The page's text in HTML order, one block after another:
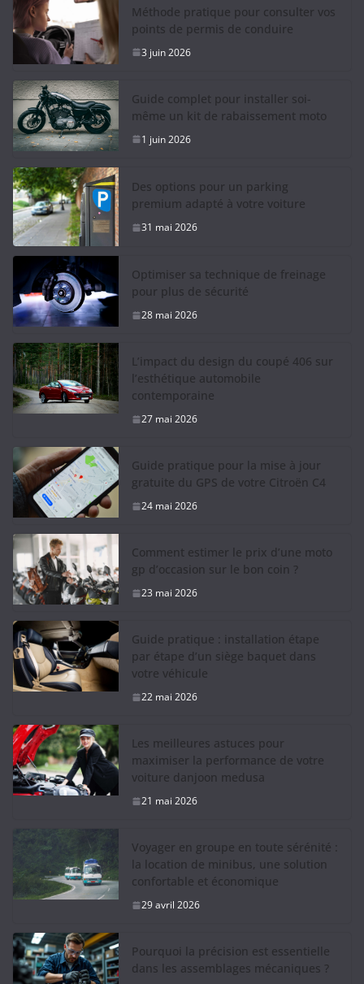
Méthode pratique pour consulter vos
points de permis de conduire
3 juin 2026
Guide complet pour installer soi-
même un kit de rabaissement moto
1 juin 2026
Des options pour un parking
premium adapté à votre voiture
31 mai 2026
Optimiser sa technique de freinage
pour plus de sécurité
28 mai 2026
L’impact du design du coupé 406 sur
l’esthétique automobile
contemporaine
27 mai 2026
Guide pratique pour la mise à jour
gratuite du GPS de votre Citroën C4
24 mai 2026
Comment estimer le prix d’une moto
gp d’occasion sur le bon coin ?
23 mai 2026
Guide pratique : installation étape
par étape d’un siège baquet dans
votre véhicule
22 mai 2026
Les meilleures astuces pour
maximiser la performance de votre
voiture danjoon medusa
21 mai 2026
Voyager en groupe en toute sérénité :
la location de minibus, une solution
confortable et économique
29 avril 2026
Pourquoi la précision est essentielle
dans les assemblages mécaniques ?